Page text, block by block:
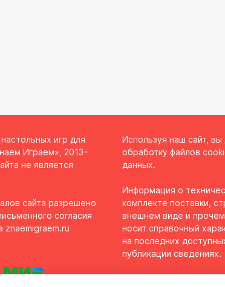
игр для
Играем», 2013–
не является
сайта разрешено
согласия
znaemigraem.ru
Используя наш сайт, вы
обработку файлов
данных.
Информация о
комплекте поставки,
внешнем виде и
носит справочный
на последних
публикации сведениях.